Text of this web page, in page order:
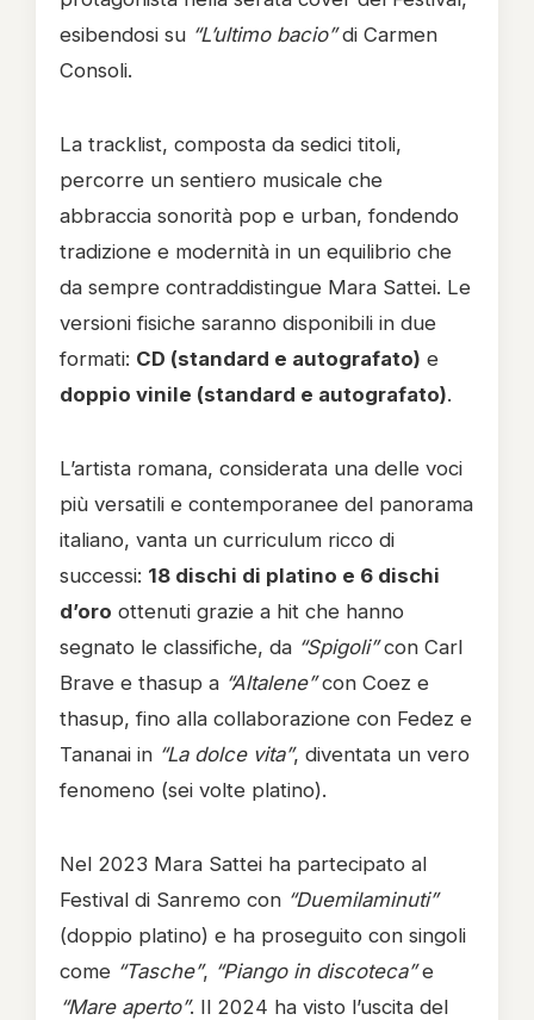
esibendosi su “L’ultimo bacio”di Carmen
Consoli.
La tracklist, composta da sedici titoli,
percorre un sentiero musicale che
abbraccia sonorità pop e urban, fondendo
tradizione e modernità in un equilibrio che
da sempre contraddistingue Mara Sattei. Le
versioni fisiche saranno disponibili in due
formati: CD (standard e autografato) e
doppio vinile (standard e autografato).
L’artista romana, considerata una delle voci
più versatili e contemporanee del panorama
italiano, vanta un curriculum ricco di
successi: 18 dischi di platino e 6 dischi
d’oro ottenuti grazie a hit che hanno
segnato le classifiche, da “Spigoli”con Carl
Brave e thasup a “Altalene”con Coez e
thasup, fino alla collaborazione con Fedez e
Tananai in “La dolce vita”, diventata un vero
fenomeno (sei volte platino).
Nel 2023 Mara Sattei ha partecipato al
Festival di Sanremo con “Duemilaminuti”
(doppio platino) e ha proseguito con singoli
come “Tasche”, “Piango in discoteca”e
“Mare aperto”. Il 2024 ha visto l’uscita del